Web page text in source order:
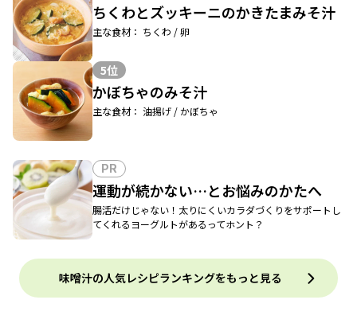
ちくわとズッキーニのかきたまみそ汁
主な食材： ちくわ / 卵
5位
かぼちゃのみそ汁
主な食材： 油揚げ / かぼちゃ
PR
運動が続かない…とお悩みのかたへ
腸活だけじゃない！太りにくいカラダづくりをサポートし
てくれるヨーグルトがあるってホント？
味噌汁の人気レシピランキングをもっと見る